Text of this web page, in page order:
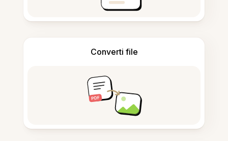
Converti file